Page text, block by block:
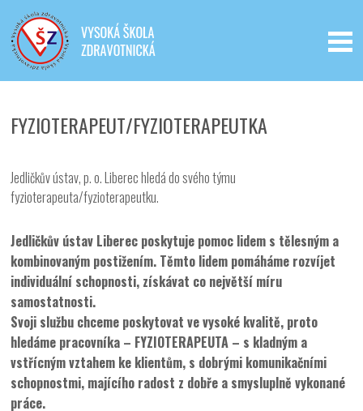
FYZIOTERAPEUT/FYZIOTERAPEUTKA
Jedličkův ústav, p. o. Liberec hledá do svého týmu
fyzioterapeuta/fyzioterapeutku.
Jedličkův ústav Liberec poskytuje pomoc lidem s tělesným a
kombinovaným postižením. Těmto lidem pomáháme rozvíjet
individuální schopnosti, získávat co největší míru
samostatnosti.
Svoji službu chceme poskytovat ve vysoké kvalitě, proto
hledáme pracovníka – FYZIOTERAPEUTA – s kladným a
vstřícným vztahem ke klientům, s dobrými komunikačními
schopnostmi, majícího radost z dobře a smysluplně vykonané
práce.
Iveta - Vysoká škola zdravotnická,
o.p.s.